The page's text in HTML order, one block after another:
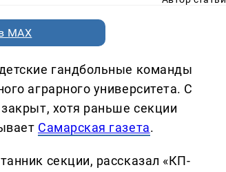
MAX
гандбольные команды
аграрного университета. С
хотя раньше секции
Самарская газета.
секции, рассказал «КП-